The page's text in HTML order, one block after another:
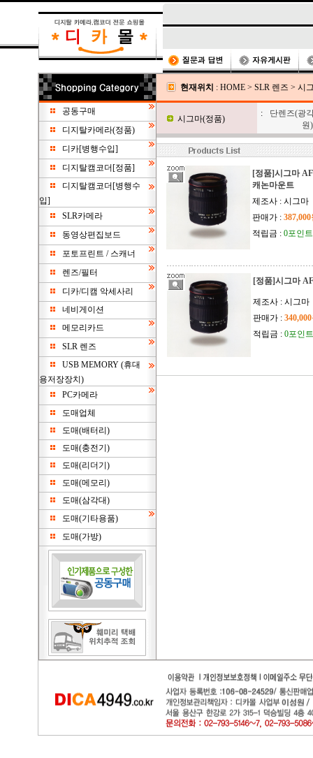
공동구매
디지탈카메라(정품)
디카[병행수입]
디지탈캠코더[정품]
디지탈캠코더[병행수
입]
SLR카메라
동영상편집보드
포토프린트 / 스캐너
렌즈/필터
디카/디캠 악세사리
네비게이션
메모리카드
SLR 렌즈
USB MEMORY (휴대
용저장장치)
PC카메라
도매업체
도매(배터리)
도매(충전기)
도매(리더기)
도매(메모리)
도매(삼각대)
도매(기타용품)
도매(가방)
현재위치 : HOME > SLR 렌즈 > 시
시그마(정품)
:
단렌즈(광
원)
[정품]시그마
캐논마운트
제조사 : 시그마
판매가 :
적립금 : 0포인트
[정품]시그마
제조사 : 시그마
판매가 :
적립금 : 0포인트